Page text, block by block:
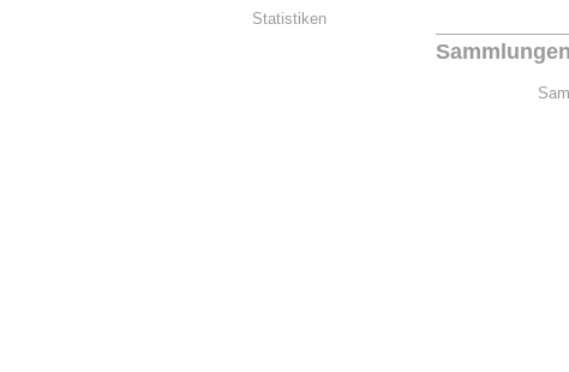
Statistiken
Sammlungen